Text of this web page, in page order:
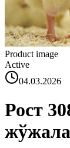
Product image
Active
04.03.2026
Рост